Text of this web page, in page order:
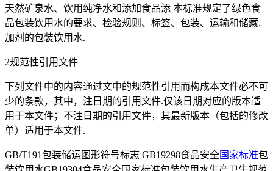
天然矿泉水、饮用纯净水和添加食品添 本标准规定了绿色食
品包装饮用水的要求、检验规则、标签、包装、运输和储藏.
加剂的包装饮用水.
2规范性引用文件
下列文件中的内容通过文中的规范性引用而构成本文件必不可
少的条款，其中，注日期的引用文件.仅该日期对应的版本适
用于本文件；不注日期的引用文件，其最新版本（包括的修改
单）适用于本文件.
GB/T191包装储运图形符号标志 GB19298食品安全国家标准包